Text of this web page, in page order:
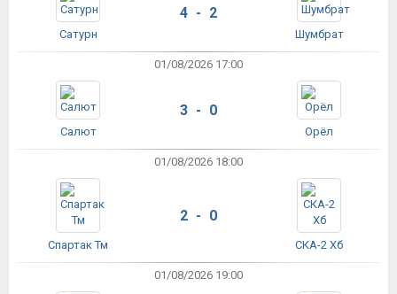
Сатурн
4 - 2
Шумбрат
01/08/2026 17:00
Салют
3 - 0
Орёл
01/08/2026 18:00
Спартак Тм
2 - 0
СКА-2 Хб
01/08/2026 19:00